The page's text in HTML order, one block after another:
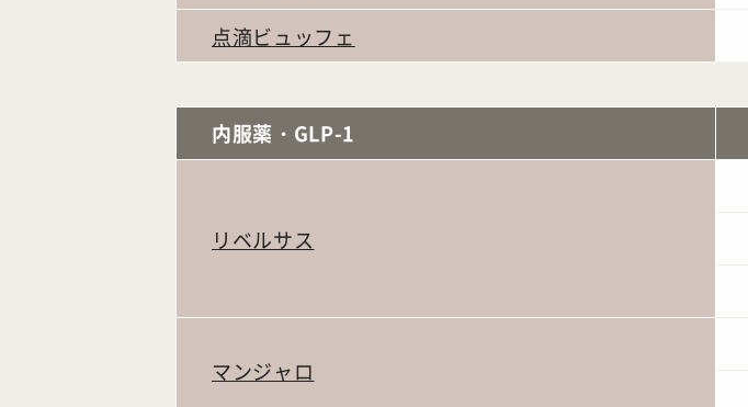
点滴ビュッフェ
内服薬・GLP-1
リベルサス
マンジャロ